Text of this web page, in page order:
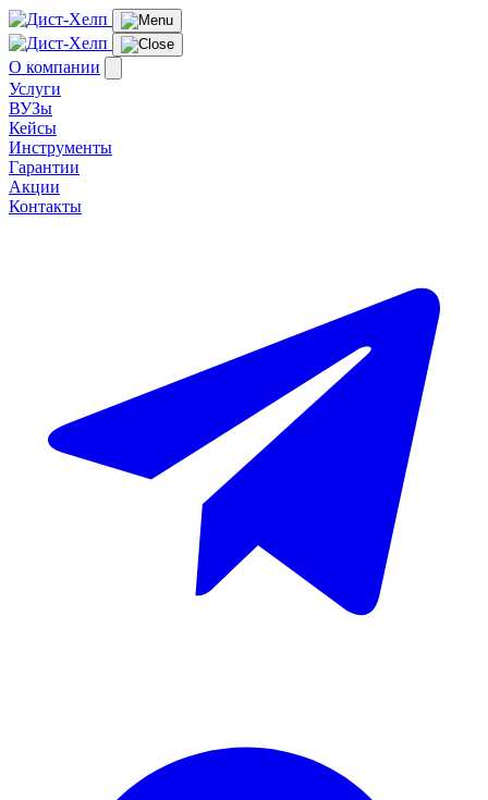
О компании
Услуги
ВУЗы
Кейсы
Инструменты
Гарантии
Акции
Контакты